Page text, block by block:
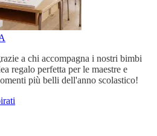
a chi accompagna i nostri bimbi
regalo perfetta per le maestre e
più belli dell'anno scolastico!